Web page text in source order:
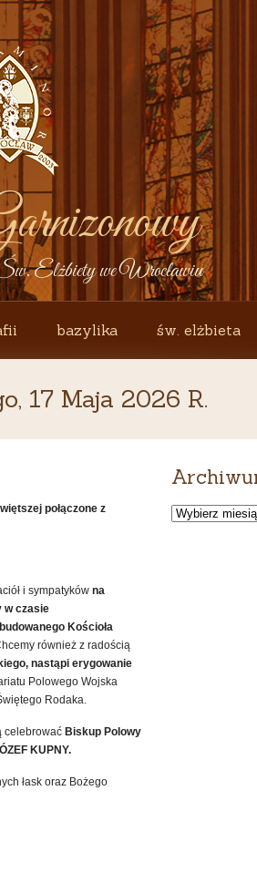
Elżbiety we Wrocławiu
bazylika św. elżbieta
17 Maja 2026 R.
połączone z
i sympatyków na
w czasie
Kościoła
również z radością
nastąpi erygowanie
Polowego Wojska
Rodaka.
celebrować Biskup Polowy
KUPNY.
łask oraz Bożego
Archiwum
wiadomości